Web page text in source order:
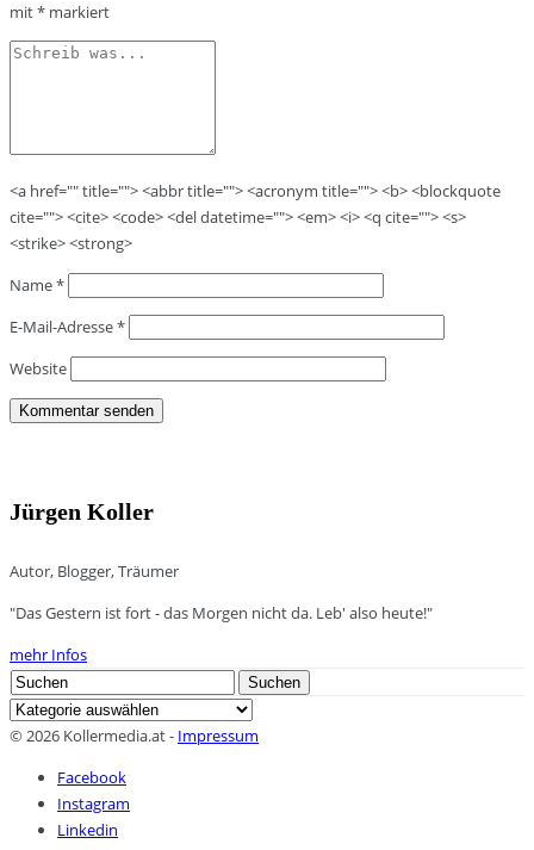
mit* markiert
<a href="" title=""> <abbr title=""> <acronym title=""> <b> <blockquote
cite=""> <cite> <code> <del datetime=""> <em> <i> <q cite=""> <s>
<strike> <strong>
Name*
E-Mail-Adresse*
Website
Jürgen Koller
Autor, Blogger, Träumer
"Das Gestern ist fort - das Morgen nicht da. Leb' also heute!"
mehr Infos
Search
for:
Suchen
Kategorien
© 2026 Kollermedia.at - Impressum
Facebook
Instagram
Linkedin